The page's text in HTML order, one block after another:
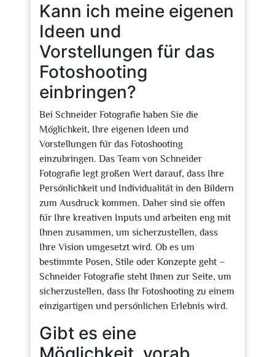
Kann ich meine eigenen
Ideen und
Vorstellungen für das
Fotoshooting
einbringen?
Bei Schneider Fotografie haben Sie die
Möglichkeit, Ihre eigenen Ideen und
Vorstellungen für das Fotoshooting
einzubringen. Das Team von Schneider
Fotografie legt großen Wert darauf, dass Ihre
Persönlichkeit und Individualität in den Bildern
zum Ausdruck kommen. Daher sind sie offen
für Ihre kreativen Inputs und arbeiten eng mit
Ihnen zusammen, um sicherzustellen, dass
Ihre Vision umgesetzt wird. Ob es um
bestimmte Posen, Stile oder Konzepte geht –
Schneider Fotografie steht Ihnen zur Seite, um
sicherzustellen, dass Ihr Fotoshooting zu einem
einzigartigen und persönlichen Erlebnis wird.
Gibt es eine